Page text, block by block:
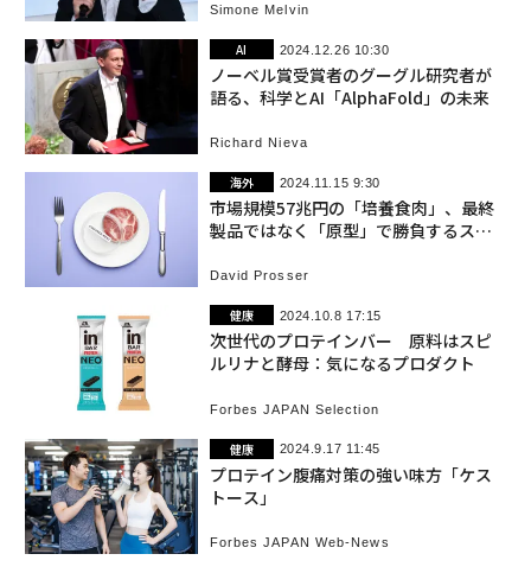
Simone Melvin
AI 2024.12.26 10:30
ノーベル賞受賞者のグーグル研究者が
語る、科学とAI「AlphaFold」の未来
Richard Nieva
海外 2024.11.15 9:30
市場規模57兆円の「培養食肉」、最終
製品ではなく「原型」で勝負するスイ
David Prosser
健康 2024.10.8 17:15
次世代のプロテインバー 原料はスピ
ルリナと酵母：気になるプロダクト
Forbes JAPAN Selection
健康 2024.9.17 11:45
プロテイン腹痛対策の強い味方「ケス
トース」
Forbes JAPAN Web-News